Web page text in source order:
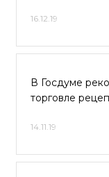
16.12.19
В Госдуме
торговле
14.11.19